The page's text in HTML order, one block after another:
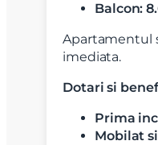
Balcon:
Apartamentul
imediata.
Dotari si
Prima
Mobilat